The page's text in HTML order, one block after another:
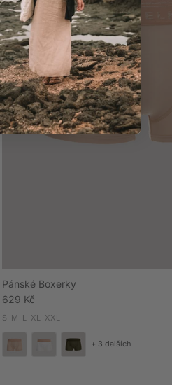
Pánské Boxerky
Běžná cena
629 Kč
S M L XL XXL
+ 3 dalších